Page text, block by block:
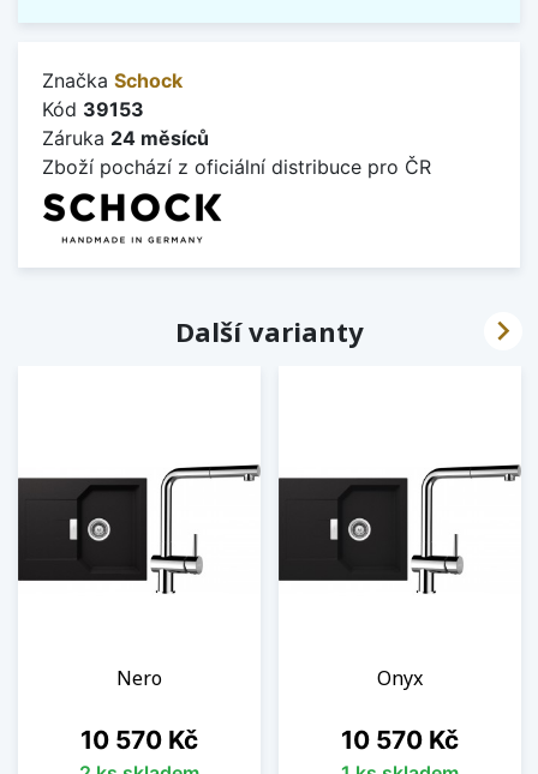
Značka Schock
Kód 39153
Záruka 24 měsíců
Zboží pochází z oficiální distribuce pro ČR
Další varianty
Nero
Cena
10 570 Kč
Onyx
Cena
10 570 Kč
